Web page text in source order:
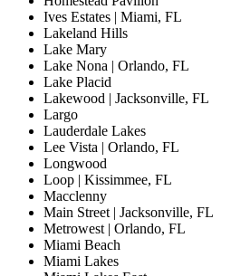
Ives Estates | Miami, FL
Lakeland Hills
Lake Mary
Lake Nona | Orlando, FL
Lake Placid
Lakewood | Jacksonville, FL
Largo
Lauderdale Lakes
Lee Vista | Orlando, FL
Longwood
Loop | Kissimmee, FL
Macclenny
Main Street | Jacksonville, FL
Metrowest | Orlando, FL
Miami Beach
Miami Lakes